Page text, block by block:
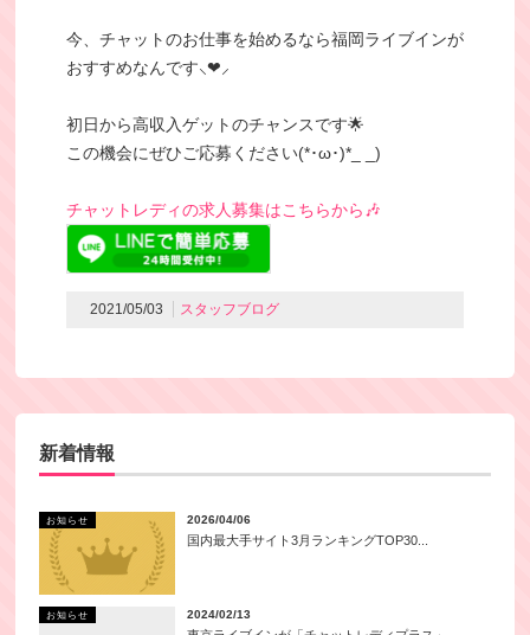
今、チャットのお仕事を始めるなら福岡ライブインが
おすすめなんです⸜❤︎⸝‍
初日から高収入ゲットのチャンスです🌟
この機会にぜひご応募ください(*･ω･)*_ _)
チャットレディの求人募集はこちらから🎶
2021/05/03 スタッフブログ
新着情報
お知らせ 2026/04/06
国内最大手サイト3月ランキングTOP30...
お知らせ 2024/02/13